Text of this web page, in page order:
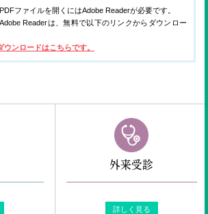
PDFファイルを開くにはAdobe Readerが必要です。
Adobe Readerは、無料で以下のリンクからダウンロー
ンロードはこちらです。
外来受診
詳しく見る